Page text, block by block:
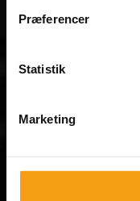
Præferencer
Statistik
Marketing